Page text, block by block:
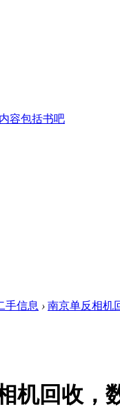
容包括书吧
手信息 › 南京单反相机
机回收，